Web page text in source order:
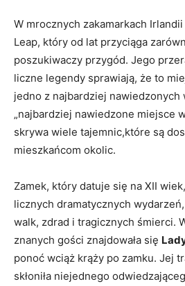
W mrocznych zakamarkach
Leap, który od lat przyciąga
poszukiwaczy przygód. Jego
liczne legendy sprawiają, że to⁢
jedno z najbardziej nawiedzonych
„najbardziej nawiedzone ⁢miejsce⁤
skrywa wiele tajemnic,które​ są
⁣mieszkańcom okolic.
Zamek, który datuje się‍ na XII
licznych dramatycznych
walk, zdrad​ i tragicznych śmierci.
znanych gości ⁤znajdowała się
ponoć wciąż krąży po zamku. Jej⁤
skłoniła​ niejednego